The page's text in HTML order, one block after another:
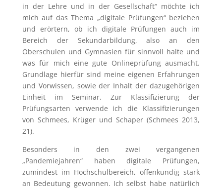
in der Lehre und in der Gesellschaft“ möchte ich
mich auf das Thema „digitale Prüfungen“ beziehen
und erörtern, ob ich digitale Prüfungen auch im
Bereich der Sekundarbildung, also an den
Oberschulen und Gymnasien für sinnvoll halte und
was für mich eine gute Onlineprüfung ausmacht.
Grundlage hierfür sind meine eigenen Erfahrungen
und Vorwissen, sowie der Inhalt der dazugehörigen
Einheit im Seminar. Zur Klassifizierung der
Prüfungsarten verwende ich die Klassifizierungen
von Schmees, Krüger und Schaper (Schmees 2013,
21).
Besonders in den zwei vergangenen
„Pandemiejahren“ haben digitale Prüfungen,
zumindest im Hochschulbereich, offenkundig stark
an Bedeutung gewonnen. Ich selbst habe natürlich